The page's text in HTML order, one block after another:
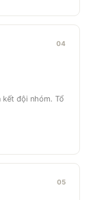
04
đội nhóm. Tổ
05